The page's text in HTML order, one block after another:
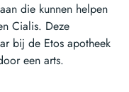
die kunnen helpen
Cialis. Deze
bij de Etos apotheek
een arts.